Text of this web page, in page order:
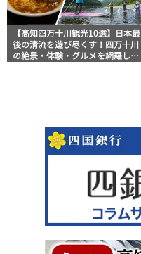
【高知四万十川観光10選】日本最
後の清流を遊び尽くす！四万十川
の絶景・体験・グルメを網羅した